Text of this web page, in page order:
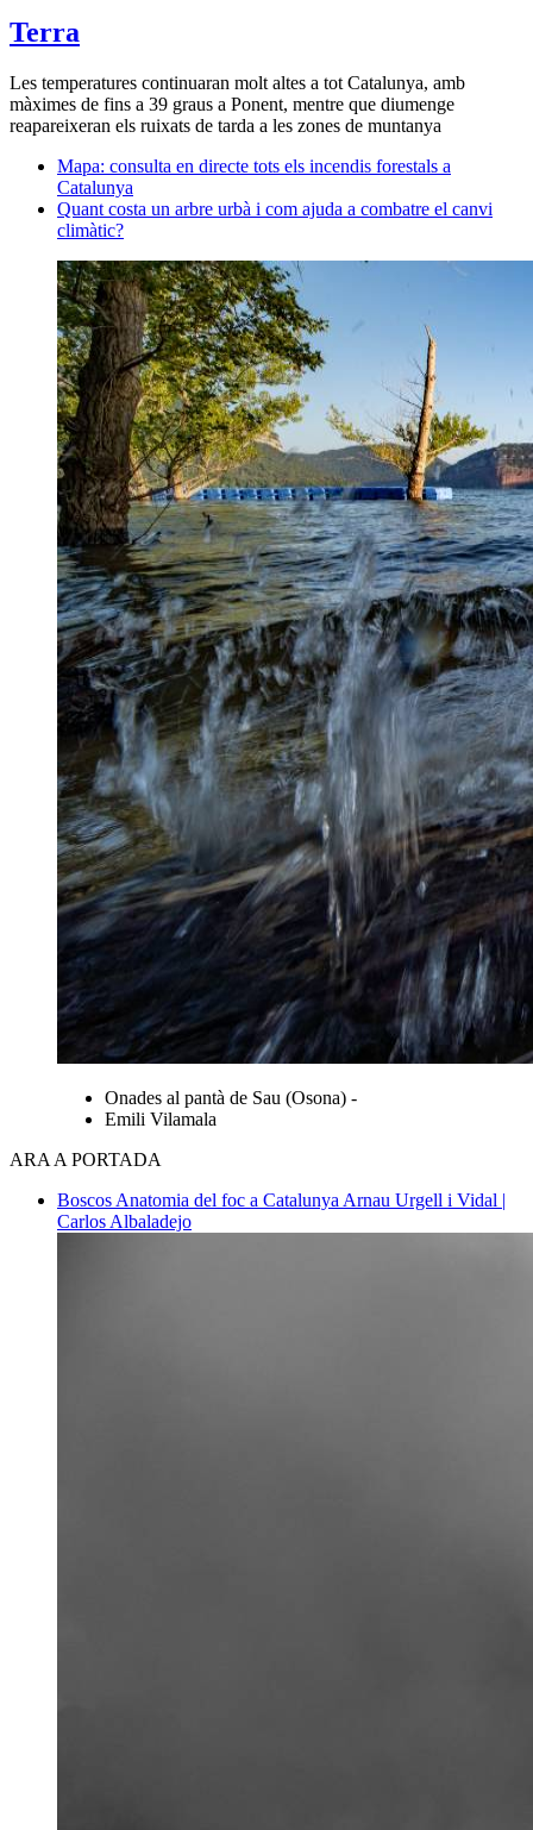
Terra
Les temperatures continuaran molt altes a tot Catalunya, amb
màximes de fins a 39 graus a Ponent, mentre que diumenge
reapareixeran els ruixats de tarda a les zones de muntanya
Mapa: consulta en directe tots els incendis forestals a
Catalunya
Quant costa un arbre urbà i com ajuda a combatre el canvi
climàtic?
Onades al pantà de Sau (Osona) -
Emili Vilamala
ARA A PORTADA
Boscos Anatomia del foc a Catalunya Arnau Urgell i Vidal |
Carlos Albaladejo